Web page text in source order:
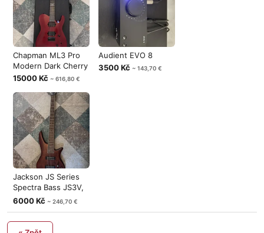
Chapman ML3 Pro
Modern Dark Cherry
15000 Kč ~ 616,80 €
Audient EVO 8
3500 Kč ~ 143,70 €
Jackson JS Series
Spectra Bass JS3V,
Walnut S
6000 Kč ~ 246,70 €